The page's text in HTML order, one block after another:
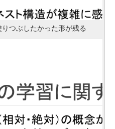
つぶしたかった形が残る